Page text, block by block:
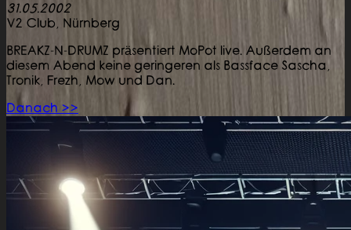
31.05.2002
V2 Club, Nürnberg
BREAKZ-N-DRUMZ präsentiert MoPot live. Außerdem an
diesem Abend keine geringeren als Bassface Sascha,
Tronik, Frezh, Mow und Dan.
Danach >>